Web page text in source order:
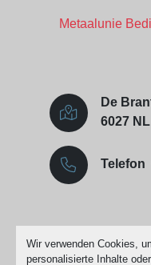
Wir verwenden Cookies,
personalisierte Inhalte
Metaalunie
De
6027
Telefon